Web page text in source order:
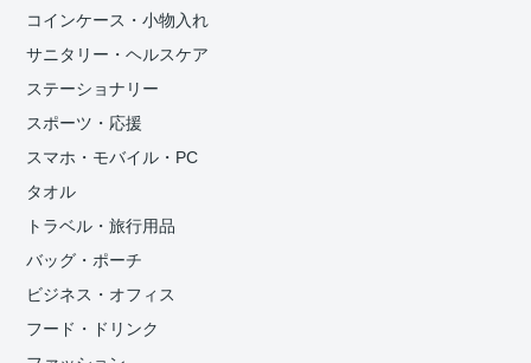
コインケース・小物入れ
サニタリー・ヘルスケア
ステーショナリー
スポーツ・応援
スマホ・モバイル・PC
タオル
トラベル・旅行用品
バッグ・ポーチ
ビジネス・オフィス
フード・ドリンク